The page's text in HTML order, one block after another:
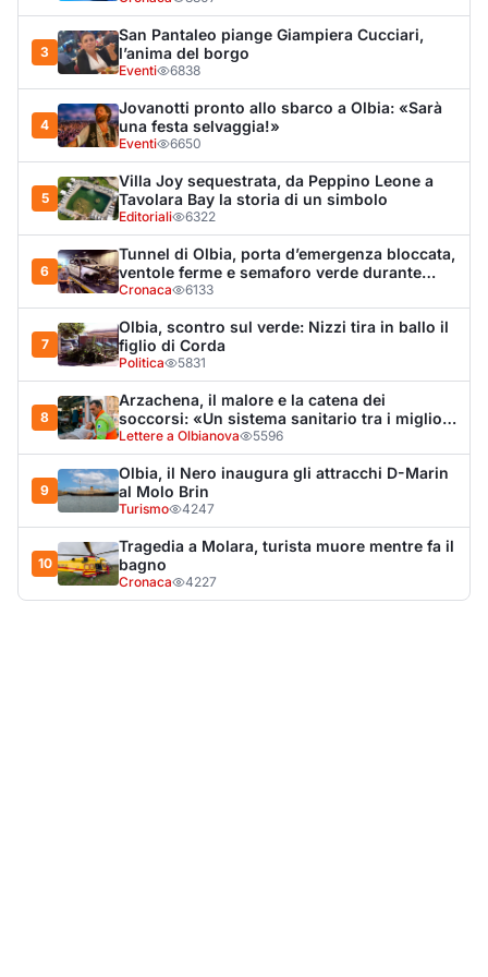
7
figlio di Corda
Politica 5831
8
Arzachena, il malore e la catena dei
soccorsi: «Un sistema sanitario tra i migliori
al mondo»
Lettere a Olbianova 5596
9
Olbia, il Nero inaugura gli attracchi D-Marin
al Molo Brin
Turismo 4247
10
Tragedia a Molara, turista muore mentre fa il
bagno
Cronaca 4227